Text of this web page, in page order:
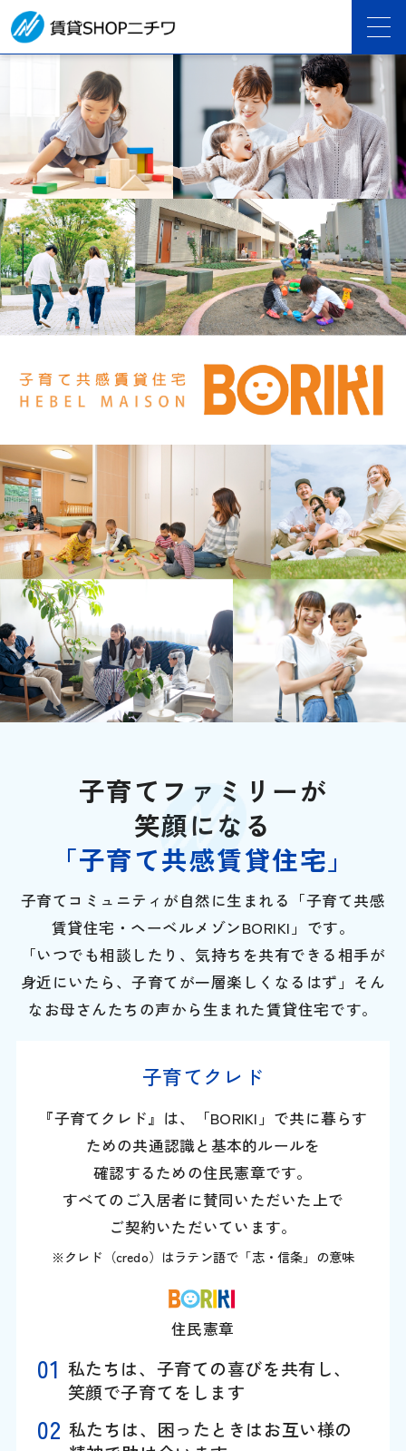
子育てファミリーが
笑顔になる
「子育て共感賃貸住宅」
子育てコミュニティが自然に生まれる「子育て共感
賃貸住宅・ヘーベルメゾンBORIKI」です。
「いつでも相談したり、気持ちを共有できる相手が
身近にいたら、子育てが一層楽しくなるはず」そん
なお母さんたちの声から生まれた賃貸住宅です。
子育てクレド
『子育てクレド』は、「BORIKI」で共に暮らす
ための共通認識と基本的ルールを
確認するための住民憲章です。
すべてのご入居者に賛同いただいた上で
ご契約いただいています。
※クレド（credo）はラテン語で「志・信条」の意味
住民憲章
私たちは、子育ての喜びを共有し、
笑顔で子育てをします
私たちは、困ったときはお互い様の